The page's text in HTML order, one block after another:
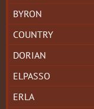
BYRON
COUNTRY
DORIAN
ELPASSO
ERLA